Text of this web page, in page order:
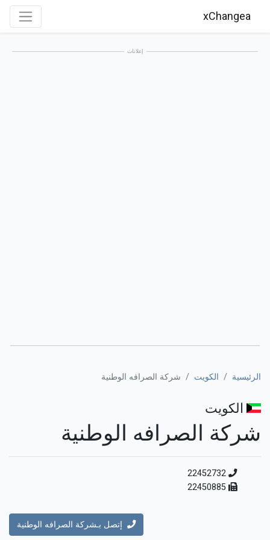
xChangea
إعلانات
الرئيسية الكويت شركة الصرافه الوطنية
الكويت
شركة الصرافه الوطنية
إتصل بـشركة الصرافه الوطنية